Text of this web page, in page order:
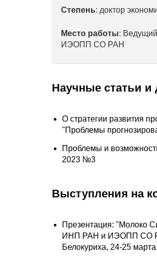
Степень: доктор
Место работы:
ИЭОПП СО РАН
Научные статьи и
О стратегии развития
"Проблемы
Проблемы и
2023 №3
Выступления на
Презентация: "Молоко
ИНП РАН и ИЭОПП СО
Белокуриха, 24-25